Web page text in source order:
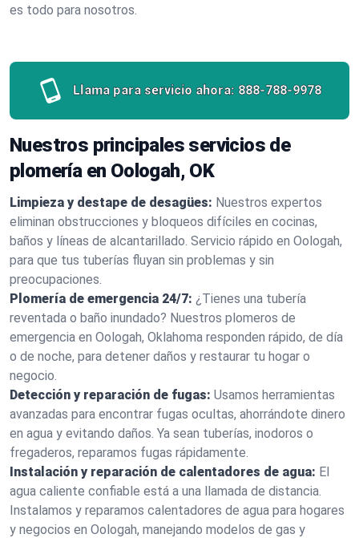
es todo para nosotros.
Llama para servicio ahora: 888-788-9978
Nuestros principales servicios de
plomería en Oologah, OK
Limpieza y destape de desagües: Nuestros expertos
eliminan obstrucciones y bloqueos difíciles en cocinas,
baños y líneas de alcantarillado. Servicio rápido en Oologah,
para que tus tuberías fluyan sin problemas y sin
preocupaciones.
Plomería de emergencia 24/7: ¿Tienes una tubería
reventada o baño inundado? Nuestros plomeros de
emergencia en Oologah, Oklahoma responden rápido, de día
o de noche, para detener daños y restaurar tu hogar o
negocio.
Detección y reparación de fugas: Usamos herramientas
avanzadas para encontrar fugas ocultas, ahorrándote dinero
en agua y evitando daños. Ya sean tuberías, inodoros o
fregaderos, reparamos fugas rápidamente.
Instalación y reparación de calentadores de agua: El
agua caliente confiable está a una llamada de distancia.
Instalamos y reparamos calentadores de agua para hogares
y negocios en Oologah, manejando modelos de gas y